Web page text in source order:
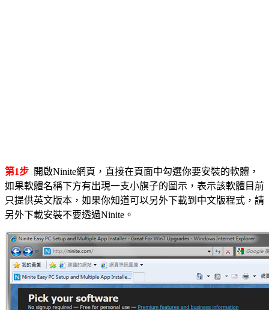
第1步 開啟Ninite網頁，直接在頁面中勾選你要安裝的軟體，
如果軟體名稱下方有出現一支小旗子的圖示，表示該軟體目前
只提供英文版本，如果你知道可以另外下載到中文版程式，請
另外下載安裝不要透過Ninite。